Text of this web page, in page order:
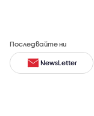
Последвайте ни
NewsLetter